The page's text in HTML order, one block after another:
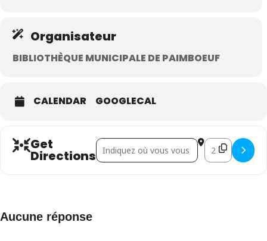
Organisateur
BIBLIOTHÈQUE MUNICIPALE DE PAIMBOEUF
CALENDAR GOOGLECAL
Get
Directions
Address - Bibliothèque en fête []Destination
Aucune réponse